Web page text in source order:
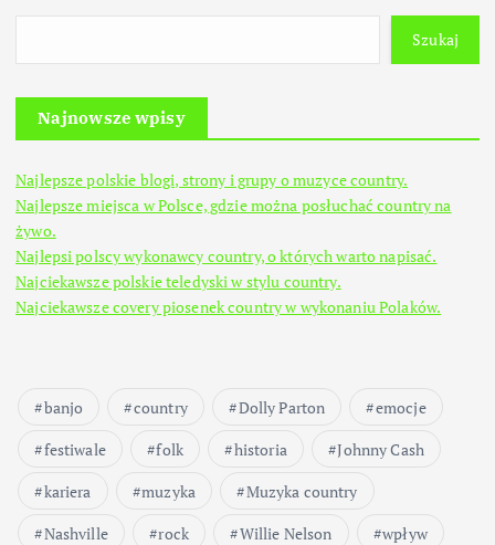
Szukaj
Najnowsze wpisy
Najlepsze polskie blogi, strony i grupy o muzyce country.
Najlepsze miejsca w Polsce, gdzie można posłuchać country na
żywo.
Najlepsi polscy wykonawcy country, o których warto napisać.
Najciekawsze polskie teledyski w stylu country.
Najciekawsze covery piosenek country w wykonaniu Polaków.
banjo country Dolly Parton
emocje
festiwale
folk historia
Johnny Cash
kariera
muzyka
Muzyka country
Nashville
rock Willie Nelson wpływ